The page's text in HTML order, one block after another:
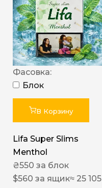
Фасовка:
Блок
В Корзину
Lifa Super Slims
Menthol
₴550 за блок
$560 за ящик≈ 25 105